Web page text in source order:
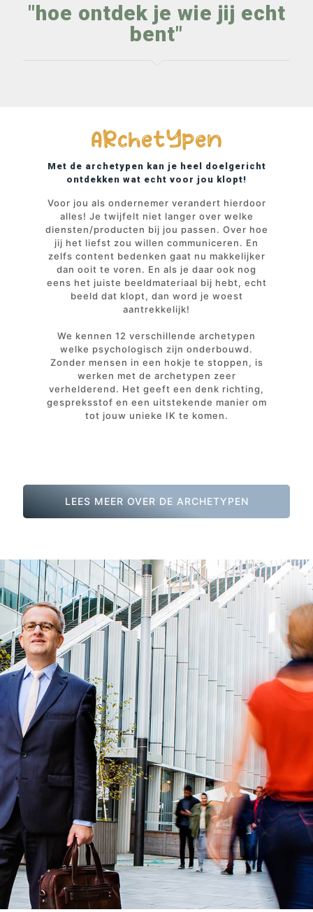
"hoe ontdek je wie jij echt
bent"
ARchetYpen
Met de archetypen kan je heel doelgericht
ontdekken wat echt voor jou klopt!
Voor jou als ondernemer verandert hierdoor
alles! Je twijfelt niet langer over welke
diensten/producten bij jou passen. Over hoe
jij het liefst zou willen communiceren. En
zelfs content bedenken gaat nu makkelijker
dan ooit te voren. En als je daar ook nog
eens het juiste beeldmateriaal bij hebt, echt
beeld dat klopt, dan word je woest
aantrekkelijk!
We kennen 12 verschillende archetypen
welke psychologisch zijn onderbouwd.
Zonder mensen in een hokje te stoppen, is
werken met de archetypen zeer
verhelderend. Het geeft een denk richting,
gespreksstof en een uitstekende manier om
tot jouw unieke IK te komen.
LEES MEER OVER DE ARCHETYPEN